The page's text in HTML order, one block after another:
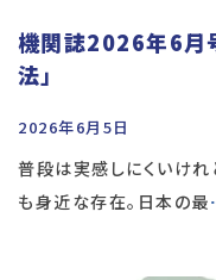
機関誌2026年6月
法」
2026年6月5日
普段は実感しにくいけれ
も身近な存在。日本の最